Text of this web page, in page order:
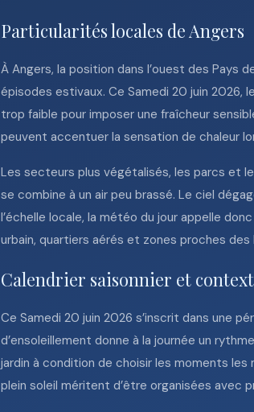
Particularités locales de Angers
À Angers, la position dans l’ouest des Pays
épisodes estivaux. Ce Samedi 20 juin
trop faible pour imposer une fraîcheur
peuvent accentuer la sensation de chaleur
Les secteurs plus végétalisés, les parcs et
se combine à un air peu brassé. Le ciel
l’échelle locale, la météo du jour appelle
urbain, quartiers aérés et zones proches des
Calendrier saisonnier et
Ce Samedi 20 juin 2026 s’inscrit dans une
d’ensoleillement donne à la journée un
jardin à condition de choisir les moments les
plein soleil méritent d’être organisées avec